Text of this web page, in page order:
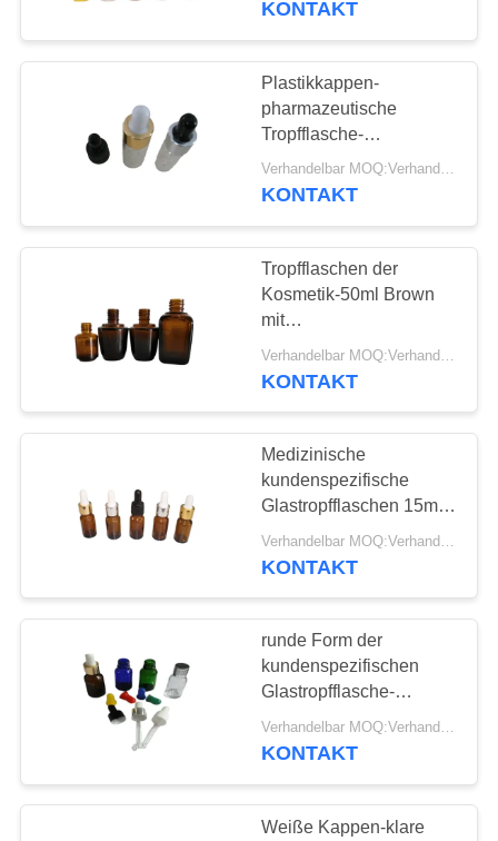
KONTAKT
Plastikkappen-
pharmazeutische
Tropfflasche-
kundenspezifische
Volumen-Siebdruck-
Verhandelbar MOQ:Verhandelbar
KONTAKT
Tropfflaschen der
Kosmetik-50ml Brown
mit
kindersicherem/stehlen
Beweis-Kappe
KONTAKT
Medizinische
kundenspezifische
Glastropfflaschen 15ml
Silcon mit Kälte
beschichteten
Verhandelbar MOQ:Verhandelbar
KONTAKT
runde Form der
kundenspezifischen
Glastropfflasche-
30ml/50ml mit Logo-
Drucken
Verhandelbar MOQ:Verhandelbar
KONTAKT
Weiße Kappen-klare